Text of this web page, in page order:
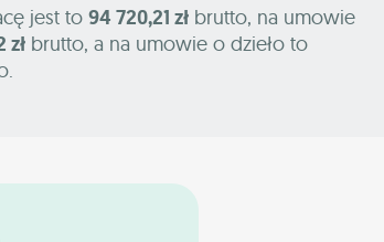
jest to 94 720,21 zł brutto, na umowie
zł brutto, a na umowie o dzieło to